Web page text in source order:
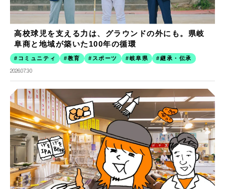
高校球児を支える力は、グラウンドの外にも。県岐
阜商と地域が築いた100年の循環
コミュニティ 教育 スポーツ 岐阜県 継承・伝承
2026.07.30